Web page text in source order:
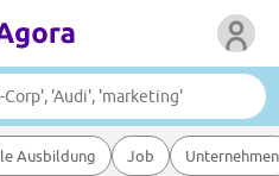
Ausbildung Job Unternehmen